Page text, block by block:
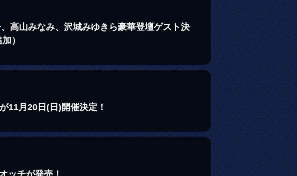
高山みなみ、沢城みゆきら豪華登壇ゲスト決
）
11月20日(日)開催決定！